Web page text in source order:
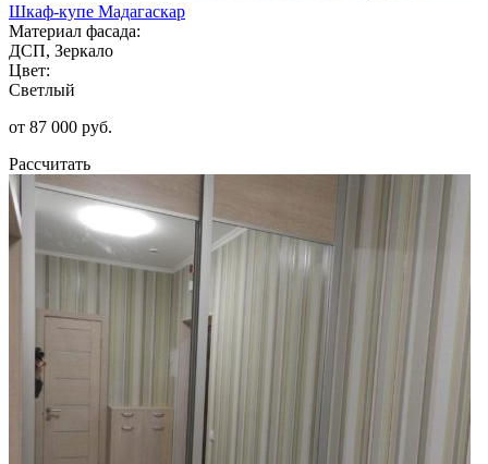
Шкаф-купе Мадагаскар
Материал фасада:
ДСП, Зеркало
Цвет:
Светлый
от 87 000 руб.
Рассчитать